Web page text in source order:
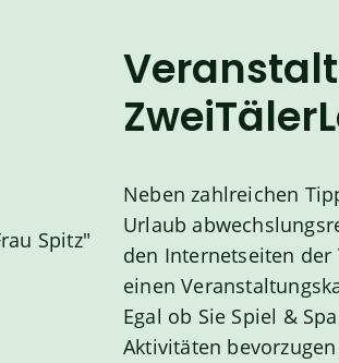
Neben zahlreichen
Urlaub
den Internetseiten der
einen
Egal ob Sie Spiel &
Aktivitäten